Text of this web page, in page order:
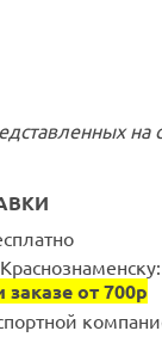
на
заказе от 700р